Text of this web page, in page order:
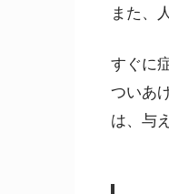
また、
すぐに
ついあ
は、与